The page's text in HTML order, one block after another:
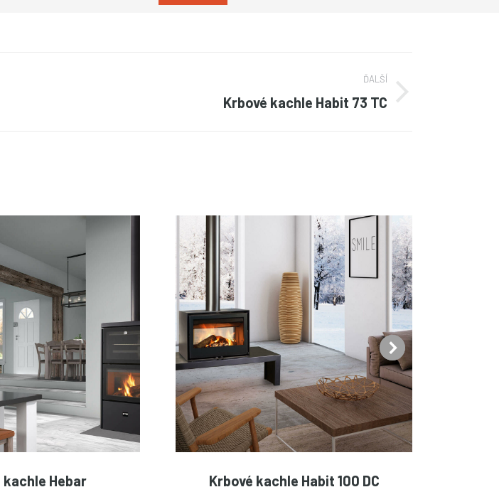
ĎALŠÍ
Krbové kachle Habit 73 TC
kachle Hebar Krbové kachle Habit 100 DC